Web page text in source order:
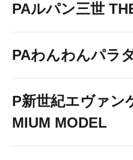
PAルパン三世
PAわんわんパラ
P新世紀エヴァン
MIUM MODEL